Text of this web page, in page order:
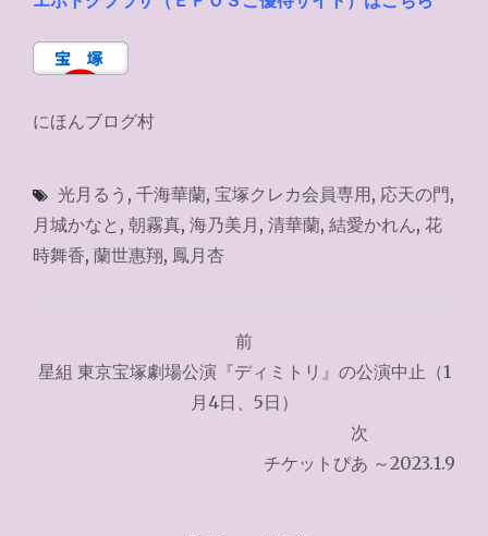
にほんブログ村
光月るう , 千海華蘭, 宝塚クレカ会員専用, 応天の門,
月城かなと , 朝霧真, 海乃美月 , 清華蘭, 結愛かれん, 花
時舞香, 蘭世惠翔, 鳳月杏
稿
前
星組 東京宝塚劇場公演『ディミトリ』の公演中止（1
月4日、5日）
次
チケットぴあ ～2023.1.9